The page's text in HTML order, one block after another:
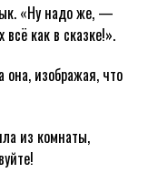
«Ну надо же, —
как в сказке!».
изображая, что
из комнаты,